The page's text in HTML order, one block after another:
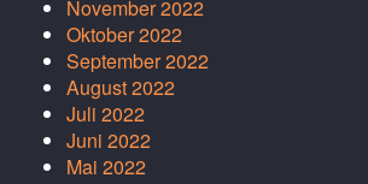
November 2022
Oktober 2022
September 2022
August 2022
Juli 2022
Juni 2022
Mai 2022